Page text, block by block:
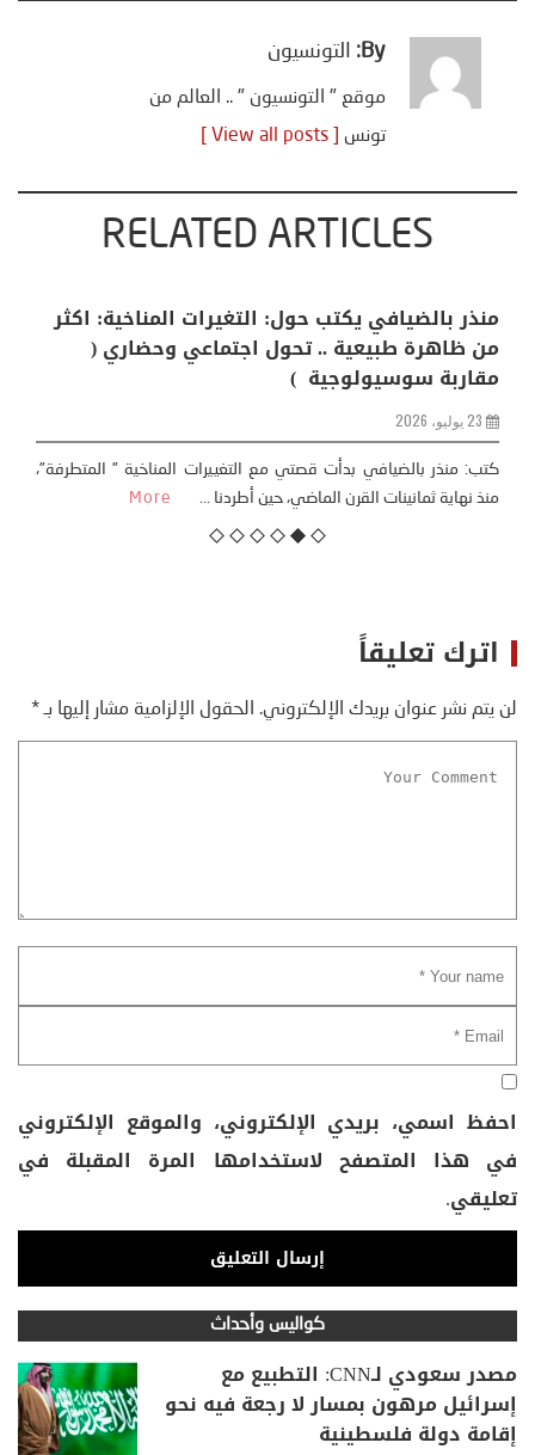
By: التونسيون
موقع " التونسيون " .. العالم من
تونس
RELATED ARTICLES
منذر بالضيافي يكتب حول: التغيرات المناخية: اكثر
من ظاهرة طبيعية .. تحول اجتماعي وحضاري (
مقاربة سوسيولوجية )
23 يوليو، 2026
كتب: منذر بالضيافي بدأت قصتي مع التغييرات المناخية ” المتطرفة”،
منذ نهاية ثمانينات القرن الماضي، حين أطردنا ...
More
اترك تعليقاً
لن يتم نشر عنوان بريدك الإلكتروني. الحقول الإلزامية مشار إليها بـ*
احفظ اسمي، بريدي الإلكتروني، والموقع الإلكتروني
في هذا المتصفح لاستخدامها المرة المقبلة في
تعليقي.
كواليس وأحداث
مصدر سعودي لـCNN: التطبيع مع
إسرائيل مرهون بمسار لا رجعة فيه نحو
إقامة دولة فلسطينية